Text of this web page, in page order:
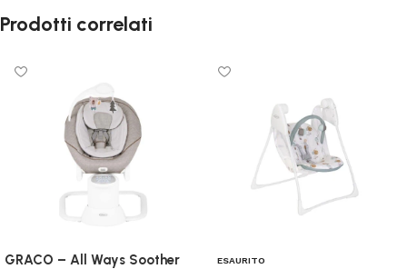
Prodotti correlati
GRACO – All Ways Soother ESAURITO